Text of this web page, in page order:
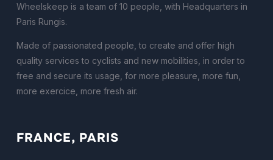
Wheelskeep is a team of 10 people, with Headquarters in
Paris Rungis.
Made of passionated people, to create and offer high
quality services to cyclists and new mobilities, in order to
free and secure its usage, for more pleasure, more fun,
more exercice, more fresh air.
FRANCE, PARIS